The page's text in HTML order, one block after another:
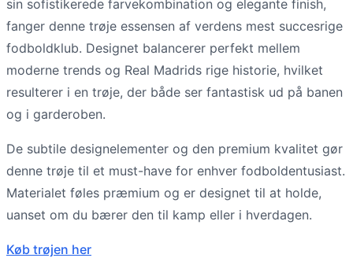
sin sofistikerede farvekombination og elegante finish,
fanger denne trøje essensen af verdens mest succesrige
fodboldklub. Designet balancerer perfekt mellem
moderne trends og Real Madrids rige historie, hvilket
resulterer i en trøje, der både ser fantastisk ud på banen
og i garderoben.
De subtile designelementer og den premium kvalitet gør
denne trøje til et must-have for enhver fodboldentusiast.
Materialet føles præmium og er designet til at holde,
uanset om du bærer den til kamp eller i hverdagen.
Køb trøjen her